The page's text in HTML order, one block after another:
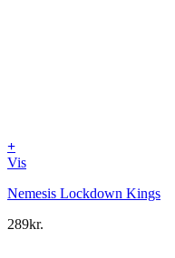
+
Vis
Nemesis Lockdown Kings
289kr.